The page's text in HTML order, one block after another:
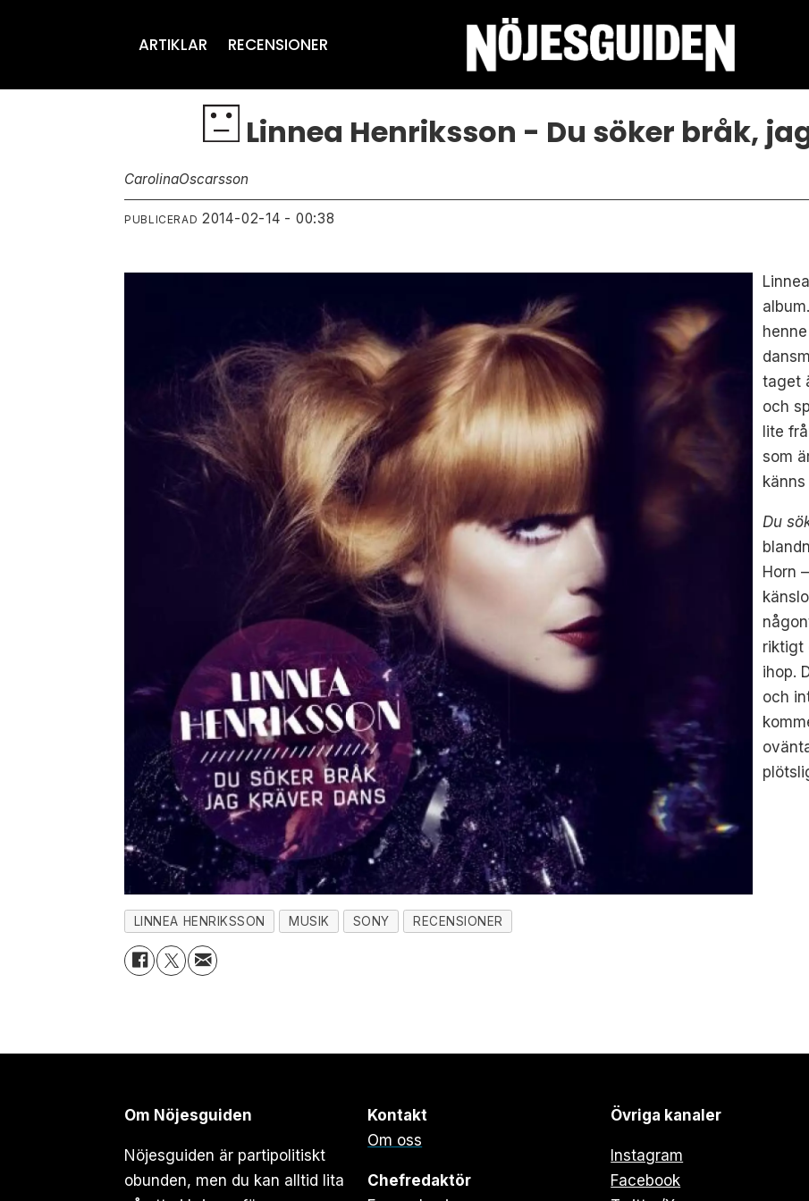
ARTIKLAR RECENSIONER
Linnea Henriksson - Du söker bråk,
CarolinaOscarsson
PUBLICERAD 2014-02-14 - 00:38
taget
och
lite
som
Du
Horn
riktigt
ihop.
och
LINNEA HENRIKSSON MUSIK SONY RECENSIONER
Om Nöjesguiden
Nöjesguiden är partipolitiskt
obunden, men du kan alltid lita
Kontakt
Om oss
Chefredaktör
Övriga kanaler
Instagram
Facebook